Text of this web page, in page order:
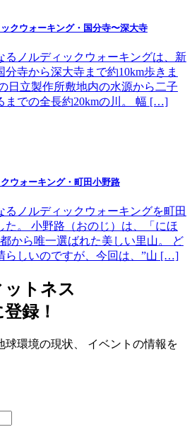
クウォーキング・国分寺〜深大寺
るノルディックウォーキングは、新
寺から深大寺まで約10km歩きま
日立製作所敷地内の水源から二子
までの全長約20kmの川。 幅 […]
ウォーキング・町田小野路
るノルディックウォーキングを町田
た。 小野路（おのじ）は、「にほ
から唯一選ばれた美しい里山。 ど
らしいのですが、今回は、”山 […]
トネス
録！
球環境の現状、 イベントの情報を